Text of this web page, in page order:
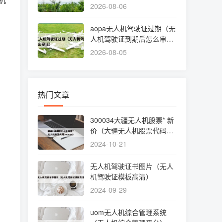
线起止点）
2026-08-06
aopa无人机驾驶证过期（无
人机驾驶证到期后怎么审
证）
2026-08-05
热门文章
300034大疆无人机股票* 新
价（大疆无人机股票代码30
0034）
2024-10-21
无人机驾驶证书图片（无人
机驾驶证模板高清）
2024-09-29
uom无人机综合管理系统